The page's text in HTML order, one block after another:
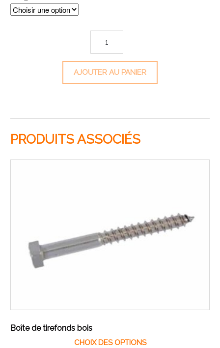
AJOUTER AU PANIER
PRODUITS ASSOCIÉS
Boîte de tirefonds bois
CHOIX DES OPTIONS